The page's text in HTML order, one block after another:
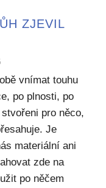
ZJEVIL
vnímat touhu
po plnosti, po
pro něco,
Je
materiální ani
zde na
po něčem